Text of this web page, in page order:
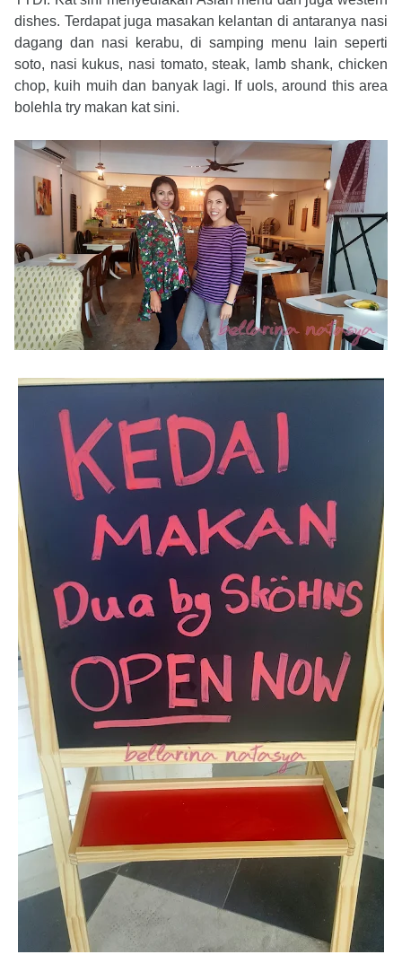
dishes. Terdapat juga masakan kelantan di antaranya nasi
dagang dan nasi kerabu, di samping menu lain seperti
soto, nasi kukus, nasi tomato, steak, lamb shank, chicken
chop, kuih muih dan banyak lagi. If uols, around this area
bolehla try makan kat sini.